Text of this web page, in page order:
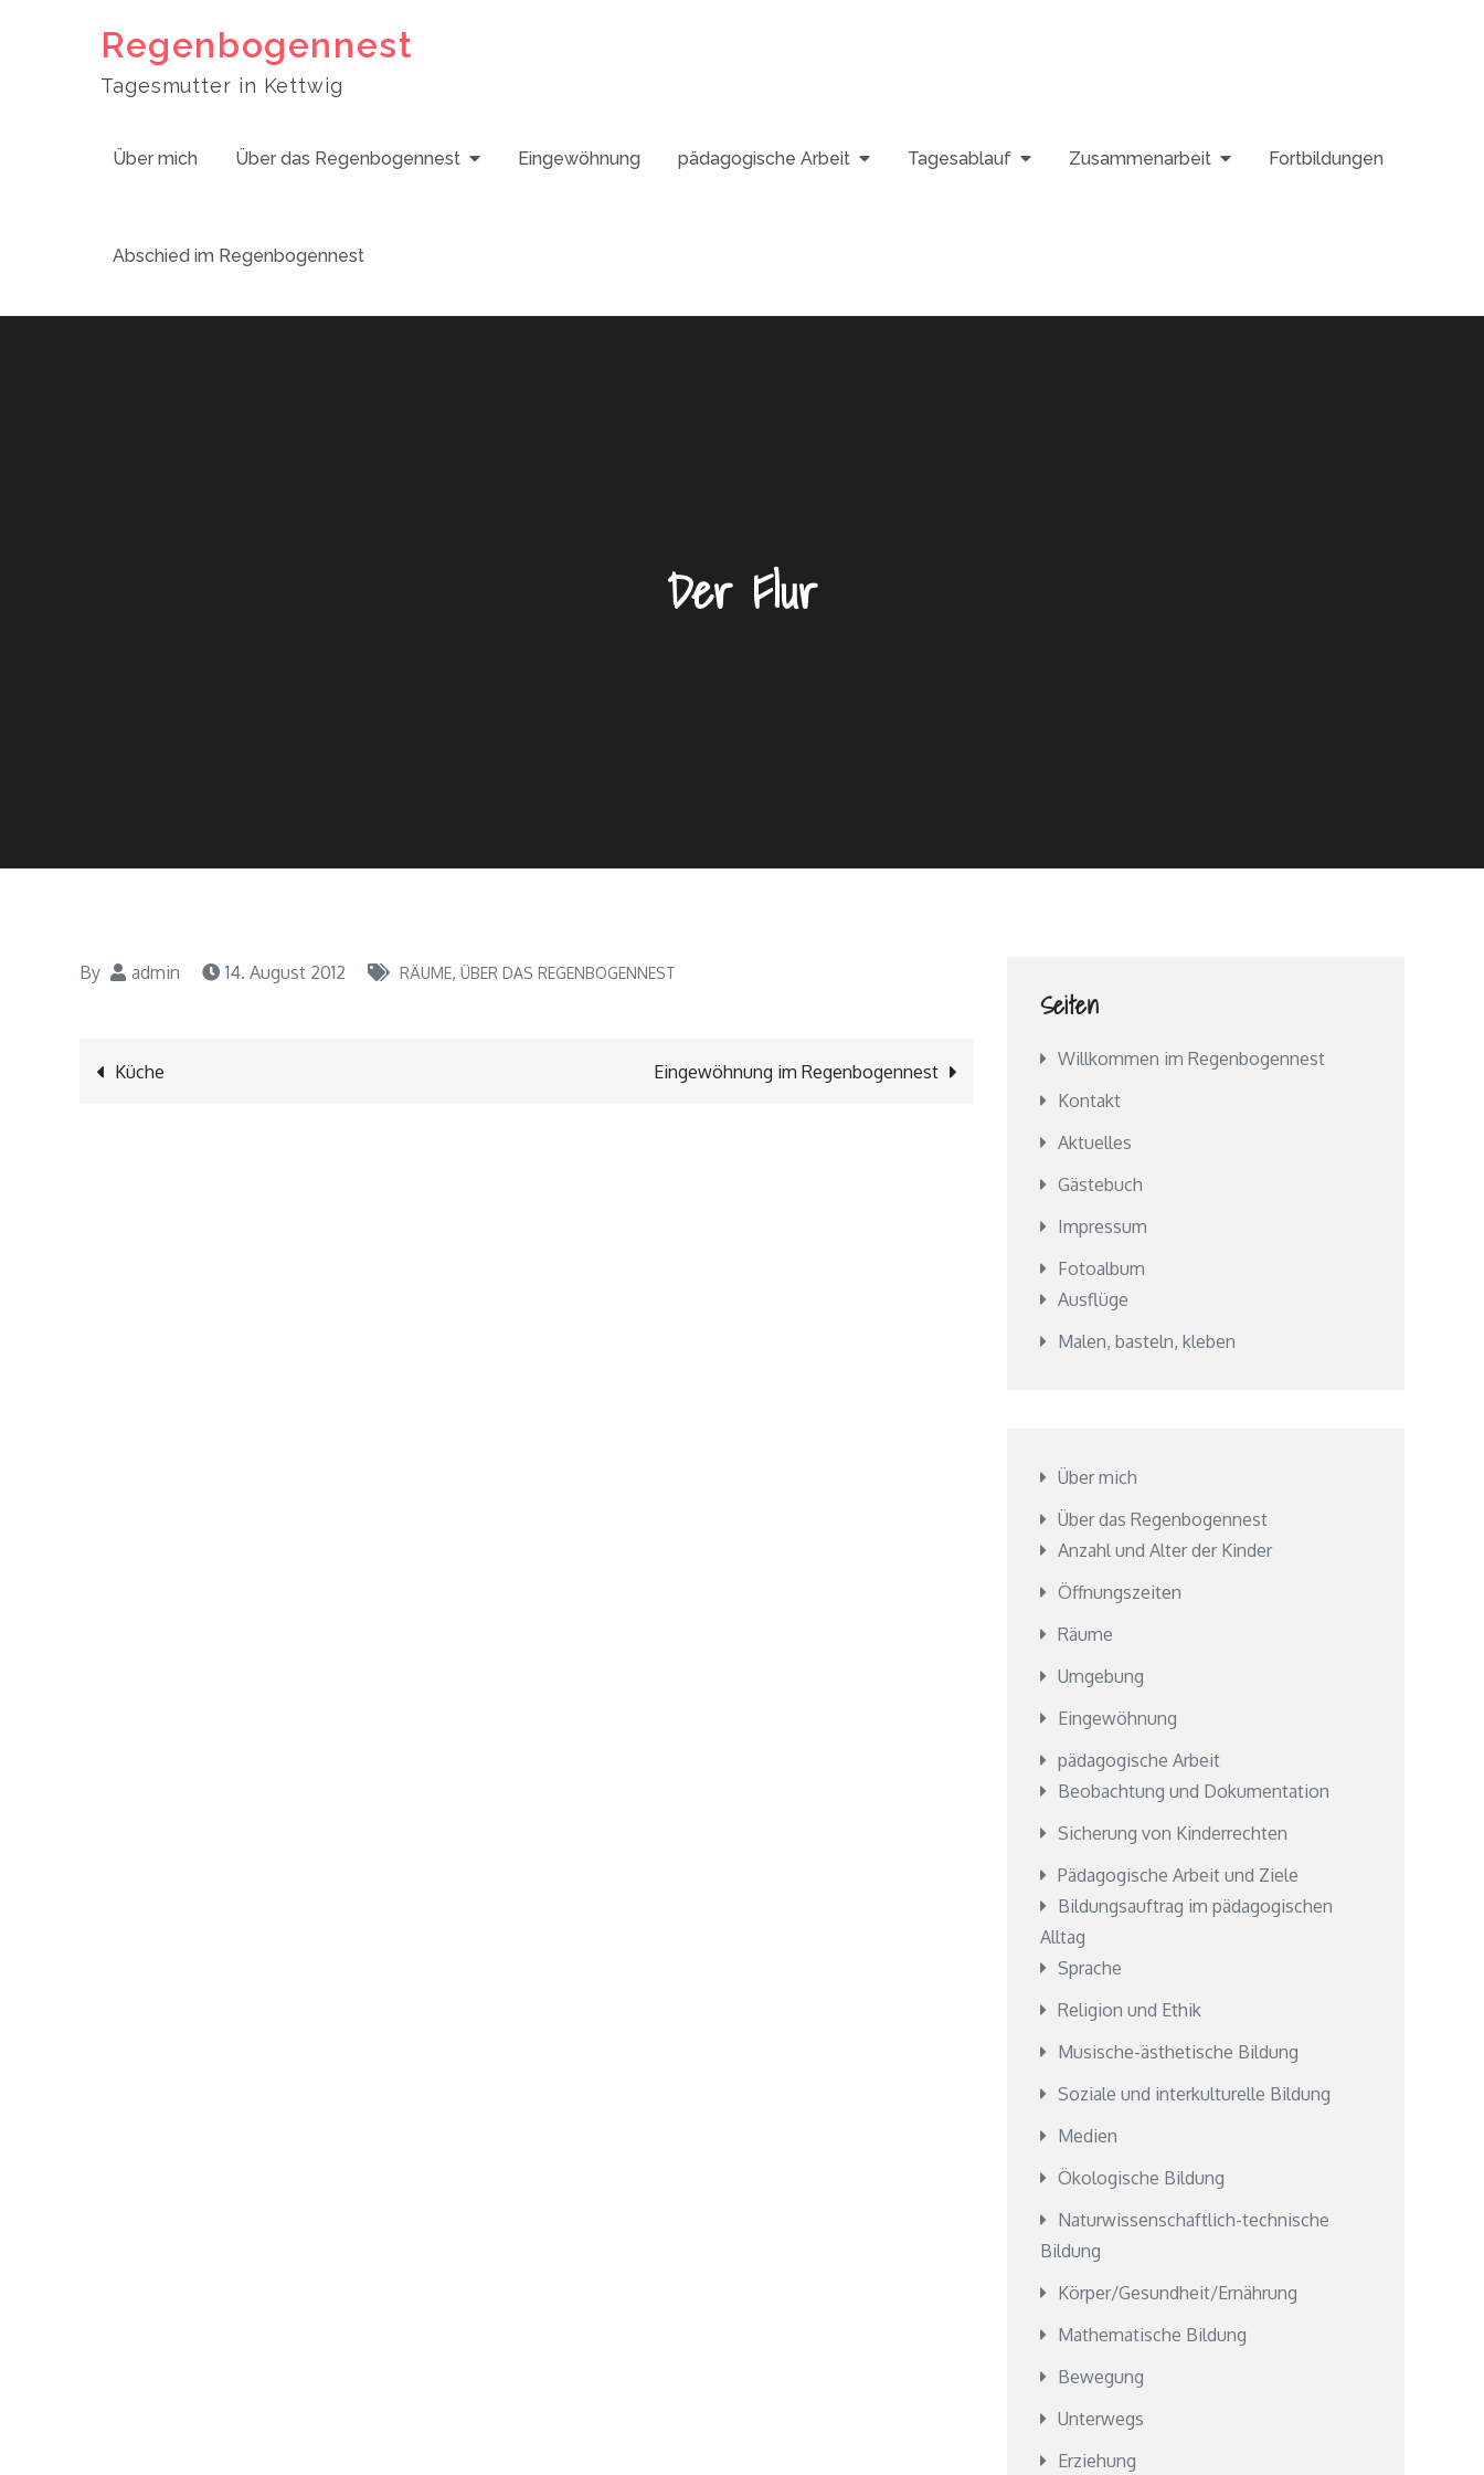
Regenbogennest
Tagesmutter in Kettwig
Über mich Über das Regenbogennest Eingewöhnung pädagogische Arbeit Tagesablauf Zusammenarbeit Fortbildungen
Abschied im Regenbogennest
Der Flur
By admin 14. August 2012 RÄUME ÜBER DAS REGENBOGENNEST
Beitragsnavigation
Küche Eingewöhnung im Regenbogennest
Seiten
Willkommen im Regenbogennest
Kontakt
Aktuelles
Gästebuch
Impressum
Fotoalbum
Ausflüge
Malen, basteln, kleben
Über mich
Über das Regenbogennest
Anzahl und Alter der Kinder
Öffnungszeiten
Räume
Umgebung
Eingewöhnung
pädagogische Arbeit
Beobachtung und Dokumentation
Sicherung von Kinderrechten
Pädagogische Arbeit und Ziele
Bildungsauftrag im pädagogischen
Alltag
Sprache
Religion und Ethik
Musische-ästhetische Bildung
Soziale und interkulturelle Bildung
Medien
Ökologische Bildung
Naturwissenschaftlich-technische
Bildung
Körper/Gesundheit/Ernährung
Mathematische Bildung
Bewegung
Unterwegs
Erziehung